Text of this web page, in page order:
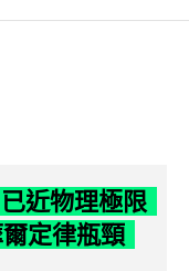
近物理極限
定律瓶頸